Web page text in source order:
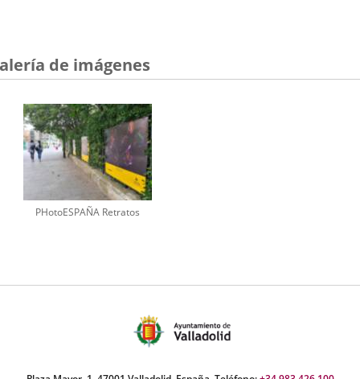
de imágenes
PHotoESPAÑA Retratos